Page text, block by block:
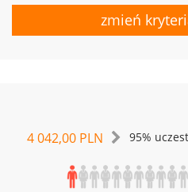
zmień
4 042,00 PLN 95%